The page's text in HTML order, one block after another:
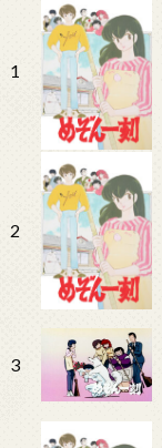
1
2
3